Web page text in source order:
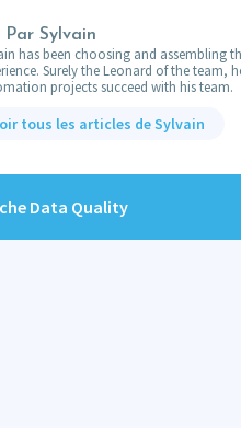
Par Sylvain
has been choosing and
Surely the Leonard of the team,
projects succeed with his team.
tous les articles de Sylvain
Data Quality